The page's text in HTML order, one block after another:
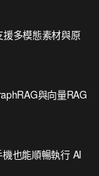
多模態素材與原
與向量RAG
也能順暢執行 AI